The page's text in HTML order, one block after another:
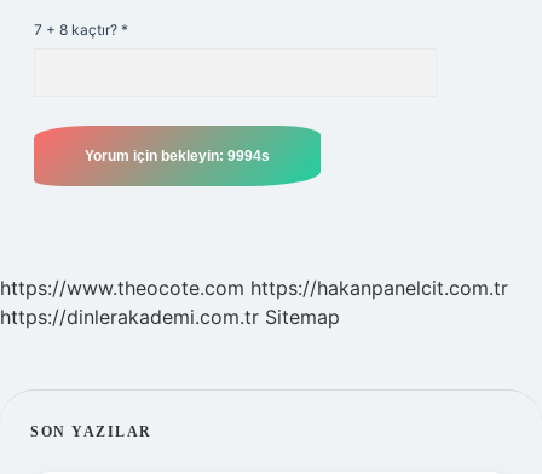
7 + 8 kaçtır? *
https://www.theocote.com https://hakanpanelcit.com.tr
https://dinlerakademi.com.tr Sitemap
SIDEBAR
SON YAZILAR